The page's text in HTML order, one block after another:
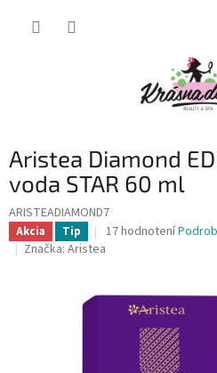
Aristea Diamond
voda STAR 60 ml
ARISTEADIAMOND7
Akcia Tip
Priemerné
hodnotenie
4,2
hviezdičiek.
17 hodnotení
Značka: Aristea